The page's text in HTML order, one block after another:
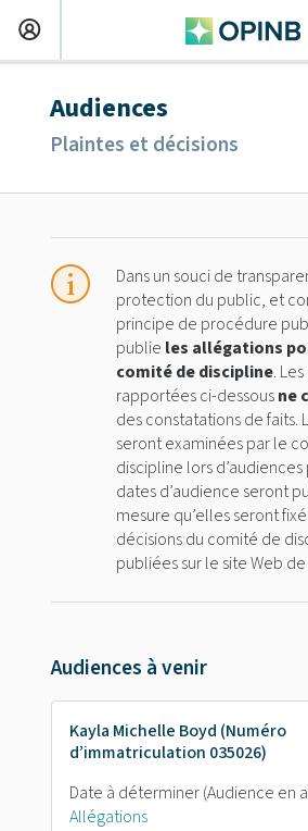
Audiences
Plaintes et décisions
Dans un souci de
protection du public, et
principe de procédure
publie les allégations
comité de discipline. Les
rapportées ci-dessousne
des constatations de faits.
seront examinées par le
discipline lors
dates d’audience seront
mesure qu’elles seront
décisions du comité de
publiées sur le site Web de
Audiences à venir
Kayla Michelle Boyd (Numéro
d’immatriculation 035026)
Date à déterminer(Audience en
Allégations